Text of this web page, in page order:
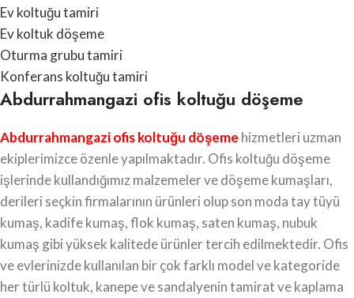
Ev koltuğu tamiri
Ev koltuk döşeme
Oturma grubu tamiri
Konferans koltuğu tamiri
Abdurrahmangazi ofis koltuğu döşeme
Abdurrahmangazi ofis koltuğu döşeme hizmetleri uzman
ekiplerimizce özenle yapılmaktadır. Ofis koltuğu döşeme
işlerinde kullandığımız malzemeler ve döşeme kumaşları,
derileri seçkin firmalarının ürünleri olup son moda tay tüyü
kumaş, kadife kumaş, flok kumaş, saten kumaş, nubuk
kumaş gibi yüksek kalitede ürünler tercih edilmektedir. Ofis
ve evlerinizde kullanılan bir çok farklı model ve kategoride
her türlü koltuk, kanepe ve sandalyenin tamirat ve kaplama